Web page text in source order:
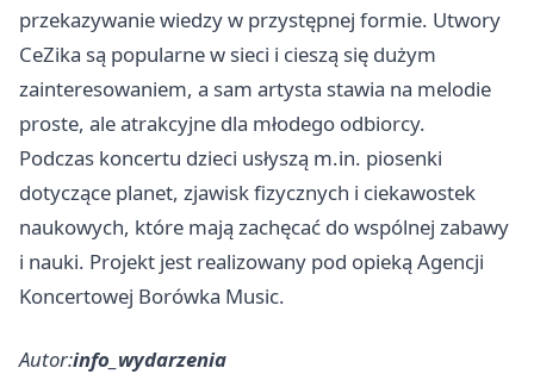
przekazywanie wiedzy w przystępnej formie. Utwory
CeZika są popularne w sieci i cieszą się dużym
zainteresowaniem, a sam artysta stawia na melodie
proste, ale atrakcyjne dla młodego odbiorcy.
Podczas koncertu dzieci usłyszą m.in. piosenki
dotyczące planet, zjawisk fizycznych i ciekawostek
naukowych, które mają zachęcać do wspólnej zabawy
i nauki. Projekt jest realizowany pod opieką Agencji
Koncertowej Borówka Music.
Autor:info_wydarzenia